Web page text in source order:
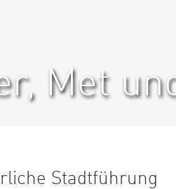
Met
Stadtführung